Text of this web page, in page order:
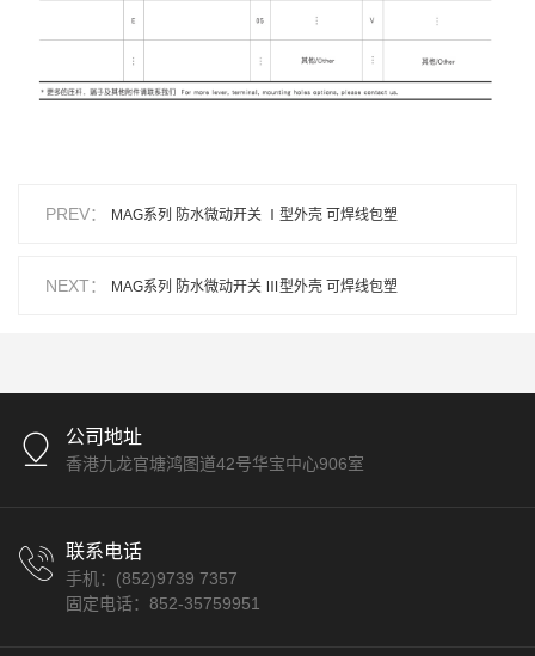
PREV： MAG系列 防水微动开关 Ⅰ型外壳 可焊线包塑
NEXT： MAG系列 防水微动开关 Ⅲ型外壳 可焊线包塑
公司地址
香港九龙官塘鸿图道42号华宝中心906室
联系电话
手机：(852)9739 7357
固定电话：852-35759951